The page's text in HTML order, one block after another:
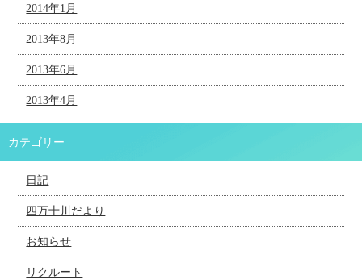
2014年1月
2013年8月
2013年6月
2013年4月
カテゴリー
日記
四万十川だより
お知らせ
リクルート